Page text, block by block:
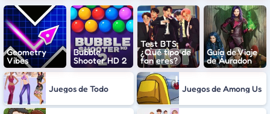
Geometry
Vibes
Bubble
Shooter HD 2
Test BTS:
¿Qué tipo de
fan eres?
Guía de Viaje
de Áuradon
Juegos de Todo Juegos de Among Us